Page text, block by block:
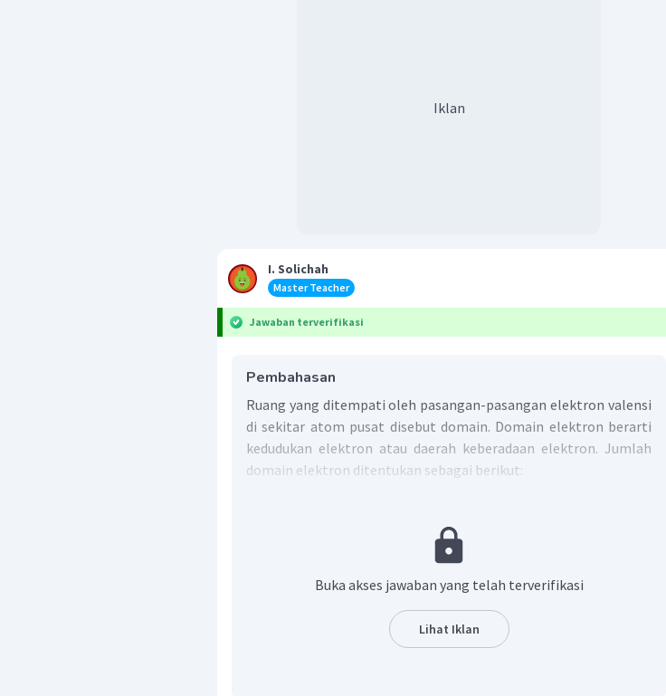
Iklan
I. Solichah
Master Teacher
Jawaban terverifikasi
Pembahasan
Ruang yang ditempati oleh pasangan-pasangan elektron valensi
di sekitar atom pusat disebut domain. Domain elektron berarti
kedudukan elektron atau daerah keberadaan elektron. Jumlah
domain elektron ditentukan sebagai berikut:
atau rangkap tiga, merupakan 1 domain.
Setiap pasangan elektron bebas merupakan 1 domain.
Langkah 1: Menentukan elektron valensi atom pusat (ev N)
(elektron valensi = 5)
Buka akses jawaban yang telah terverifikasi
Lihat Iklan